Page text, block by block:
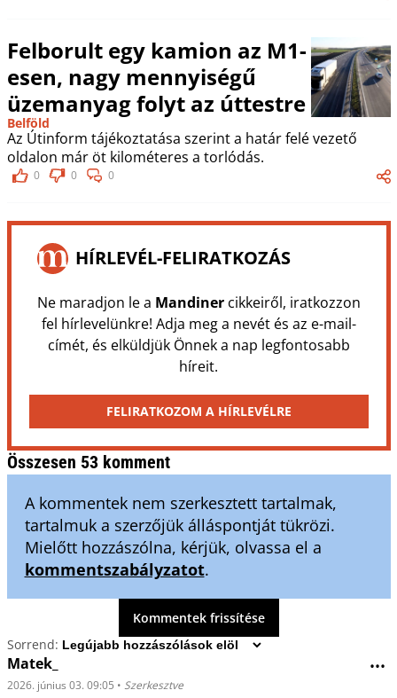
Felborult egy kamion az M1-
esen, nagy mennyiségű
üzemanyag folyt az úttestre
Belföld
Az Útinform tájékoztatása szerint a határ felé vezető
oldalon már öt kilométeres a torlódás.
0 0 0
HÍRLEVÉL-FELIRATKOZÁS
Ne maradjon le a Mandinercikkeiről, iratkozzon
fel hírlevelünkre! Adja meg a nevét és az e-mail-
címét, és elküldjük Önnek a nap legfontosabb
híreit.
FELIRATKOZOM A HÍRLEVÉLRE
Összesen 53 komment
A kommentek nem szerkesztett tartalmak,
tartalmuk a szerzőjük álláspontját tükrözi.
Mielőtt hozzászólna, kérjük, olvassa el a
kommentszabályzatot.
Kommentek frissítése
Sorrend:
Matek_ •••
2026. június 03. 09:05 • Szerkesztve